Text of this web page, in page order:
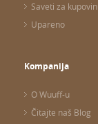
Saveti za
Upareno
Kompanija
O Wuuff-u
Čitajte naš Blog